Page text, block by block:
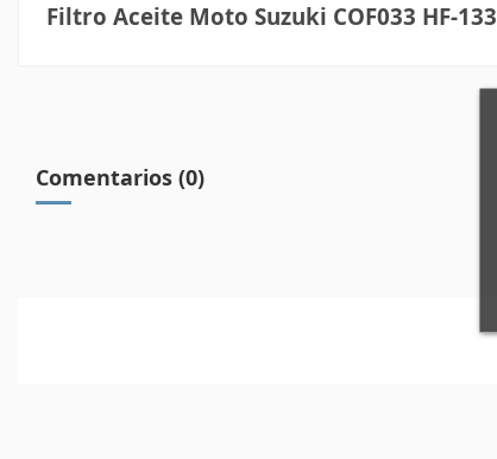
Filtro Aceite Moto Suzuki COF033 HF-133
Comentarios (0)